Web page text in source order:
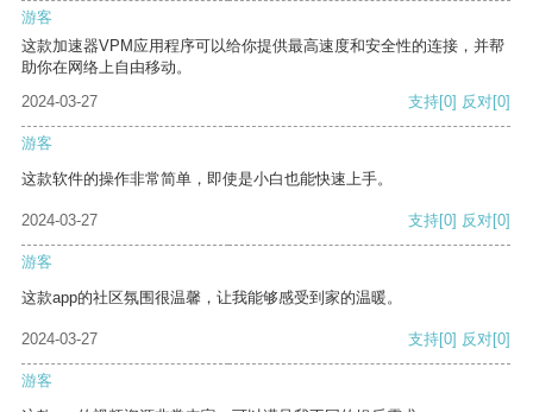
游客
这款加速器VPM应用程序可以给你提供最高速度和安全性的连接，并帮
助你在网络上自由移动。
2024-03-27
支持[0] 反对[0]
游客
这款软件的操作非常简单，即使是小白也能快速上手。
2024-03-27 支持[0] 反对[0]
游客
这款app的社区氛围很温馨，让我能够感受到家的温暖。
2024-03-27 支持[0] 反对[0]
游客